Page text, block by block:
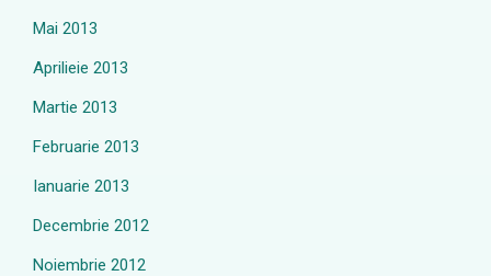
Mai 2013
Aprilieie 2013
Martie 2013
Februarie 2013
Ianuarie 2013
Decembrie 2012
Noiembrie 2012